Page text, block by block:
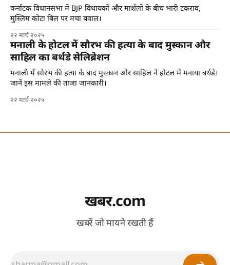
कर्नाटक विधानसभा में BJP विधायकों और मार्शलों के बीच भारी टकराव,
मुस्लिम कोटा बिल पर मचा बवाल।
२२ मार्च २०२५
मनाली के होटल में सौरभ की हत्या के बाद मुस्कान और
साहिल का बर्थडे सेलिब्रेशन
मनाली में सौरभ की हत्या के बाद मुस्कान और साहिल ने होटल में मनाया बर्थडे।
जानें इस मामले की ताजा जानकारी।
२२ मार्च २०२५
खबर.com
खबरें जो मायने रखती हैं